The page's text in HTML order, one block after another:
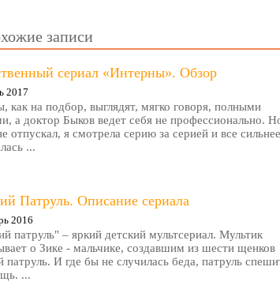
записи
сериал «Интерны». Обзор
2017
как на подбор, выглядят, мягко говоря, полными
а доктор Быков ведет себя не профессионально.
отпускал, я смотрела серию за серией и все сильнее
...
Патруль. Описание сериала
2016
патруль" – яркий детский мультсериал. Мультик
о Зике - мальчике, создавшим из шести щенков
патруль. И где бы не случилась беда, патруль
...